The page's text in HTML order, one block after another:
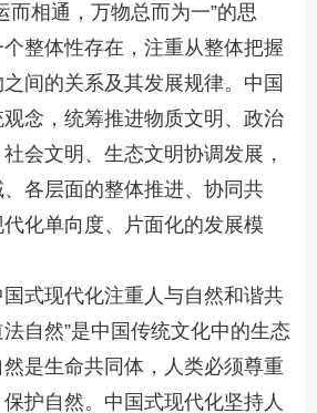
而相通，万物总而为一”的思
整体性存在，注重从整体把握
间的关系及其发展规律。中国
念，统筹推进物质文明、政治
会文明、生态文明协调发展，
各层面的整体推进、协同共
化单向度、片面化的发展模
现代化注重人与自然和谐共
法自然”是中国传统文化中的生态
是生命共同体，人类必须尊重
护自然。中国式现代化坚持人